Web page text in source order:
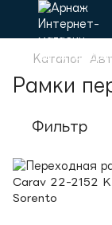
Каталог
Рамки
Фильтр